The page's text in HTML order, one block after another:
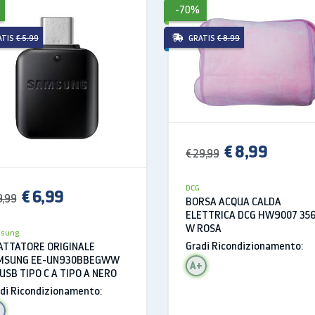
(W): 0.8
250-310-350
max): 42-49
€ 5.99
€ 6,99
ORIGINALE
EE-UN930BBEGWW
TIPO C A TIPO A NERO
Ricondizionamento:
-70%
GRATIS € 8.99
€ 29,99 € 8,99
DCG
BORSA ACQUA CALDA
ELETTRICA DCG HW9007
W ROSA
Gradi Ricondizionamento:
A+